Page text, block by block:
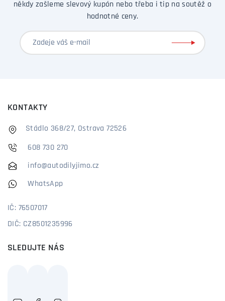
někdy zašleme slevový kupón nebo třeba i tip na soutěž o
hodnotné ceny.
KONTAKTY
Stádlo 368/27, Ostrava 72526
608 730 270
info@autodilyjimo.cz
WhatsApp
IČ: 76507017
DIČ: CZ8501235996
SLEDUJTE NÁS